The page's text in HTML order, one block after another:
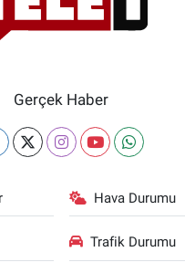
Gerçek Haber
Hava Durumu
Trafik Durumu